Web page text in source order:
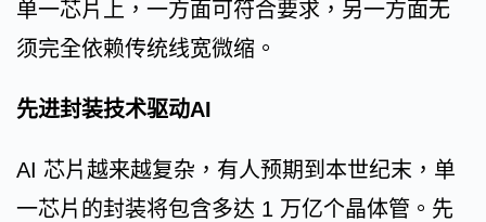
单一芯片上，一方面可符合要求，另一方面无
须完全依赖传统线宽微缩。
先进封装技术驱动AI
AI 芯片越来越复杂，有人预期到本世纪末，单
一芯片的封装将包含多达 1 万亿个晶体管。先